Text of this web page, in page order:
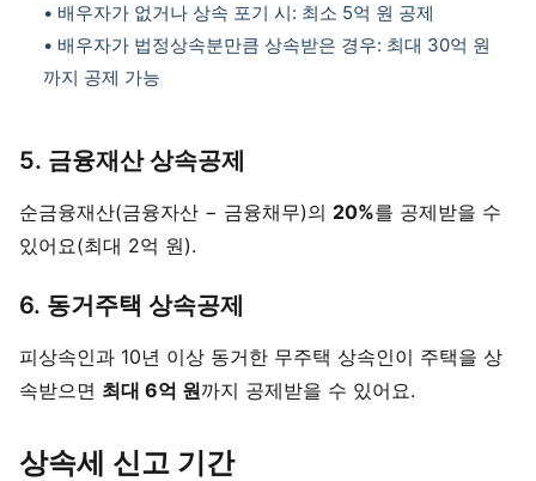
• 배우자가 없거나 상속 포기 시: 최소 5억 원 공제
• 배우자가 법정상속분만큼 상속받은 경우: 최대 30억 원
까지 공제 가능
5. 금융재산 상속공제
순금융재산(금융자산 − 금융채무)의 20%를 공제받을 수
있어요(최대 2억 원).
6. 동거주택 상속공제
피상속인과 10년 이상 동거한 무주택 상속인이 주택을 상
속받으면 최대 6억 원까지 공제받을 수 있어요.
상속세 신고 기간